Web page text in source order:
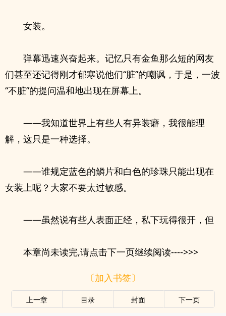
女装。
弹幕迅速兴奋起来。记忆只有金鱼那么短的网友
们甚至还记得刚才郁寒说他们“脏”的嘲讽，于是，一波
“不脏”的提问温和地出现在屏幕上。
——我知道世界上有些人有异装癖，我很能理
解，这只是一种选择。
——谁规定蓝色的鳞片和白色的珍珠只能出现在
女装上呢？大家不要太过敏感。
——虽然说有些人表面正经，私下玩得很开，但
本章尚未读完,请点击下一页继续阅读---->>>
〔加入书签〕
上一章 目录 封面 下一页